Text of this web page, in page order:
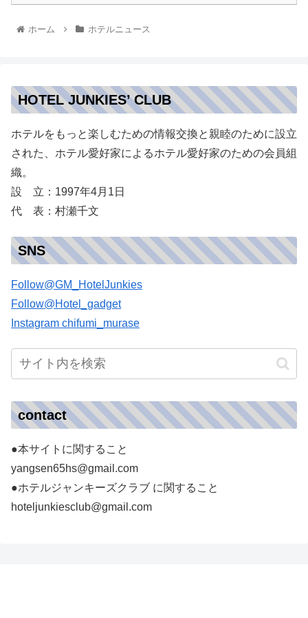
ホーム ホテルニュース
HOTEL JUNKIES’ CLUB
ホテルをもっと楽しむための情報交換と親睦のために設立
された、ホテル愛好家によるホテル愛好家のための会員組
織。
設 立：1997年4月1日
代 表：村瀬千文
SNS
Follow@GM_HotelJunkies
Follow@Hotel_gadget
Instagram chifumi_murase
contact
●本サイトに関すること
yangsen65hs@gmail.com
●ホテルジャンキーズクラブ に関すること
hoteljunkiesclub@gmail.com